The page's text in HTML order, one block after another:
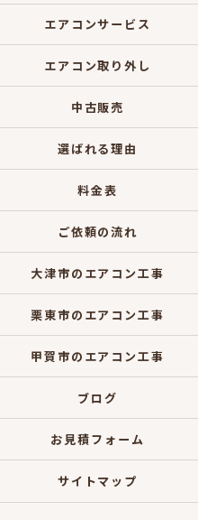
エアコンサービス
エアコン取り外し
中古販売
選ばれる理由
料金表
ご依頼の流れ
大津市のエアコン工事
栗東市のエアコン工事
甲賀市のエアコン工事
ブログ
お見積フォーム
サイトマップ